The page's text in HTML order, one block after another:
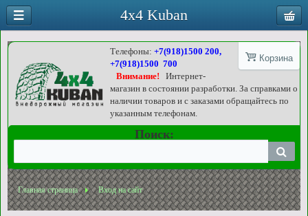
Корзина
Телефоны:+7(918)1500 200,
+7(918)1500 700
Внимание!
Интернет-
магазин в состоянии разработки. За справками о
наличии товаров и с заказами обращайтесь по
указанным телефонам.
Поиск:
Главная страница Вход на сайт
4x4 Kuban